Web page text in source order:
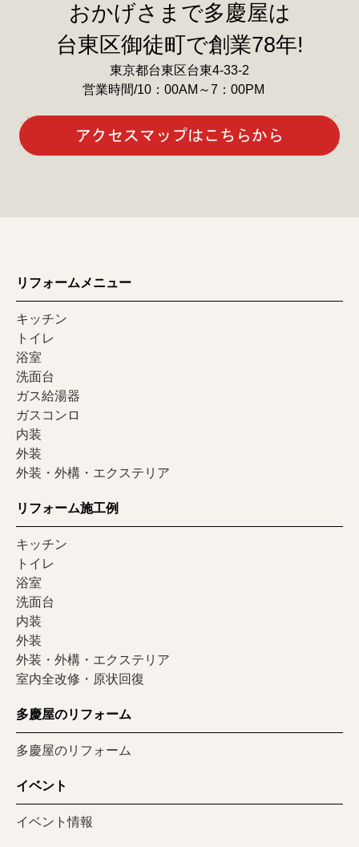
おかげさまで多慶屋は
台東区御徒町で創業78年!
東京都台東区台東4-33-2
営業時間/10：00AM～7：00PM
リフォームメニュー
キッチン
トイレ
浴室
洗面台
ガス給湯器
ガスコンロ
内装
外装
外装・外構・エクステリア
リフォーム施工例
キッチン
トイレ
浴室
洗面台
内装
外装
外装・外構・エクステリア
室内全改修・原状回復
多慶屋のリフォーム
多慶屋のリフォーム
イベント
イベント情報